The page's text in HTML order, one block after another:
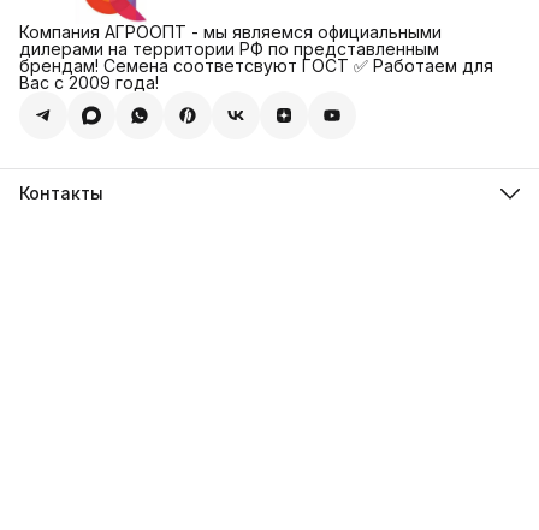
Компания АГРООПТ - мы являемся официальными
дилерами на территории РФ по представленным
брендам! Семена соответсвуют ГОСТ ✅ Работаем для
Вас с 2009 года!
Контакты